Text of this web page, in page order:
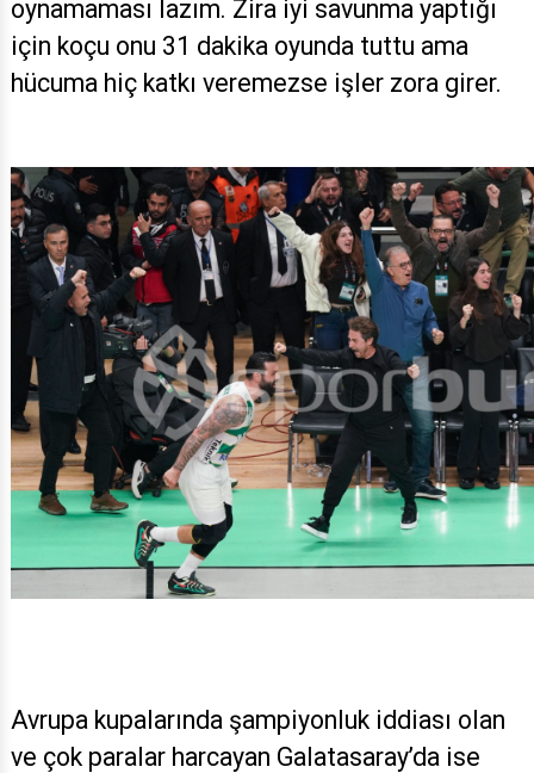
oynamaması lazım. Zira iyi savunma yaptığı
için koçu onu 31 dakika oyunda tuttu ama
hücuma hiç katkı veremezse işler zora girer.
Avrupa kupalarında şampiyonluk iddiası olan
ve çok paralar harcayan Galatasaray’da ise